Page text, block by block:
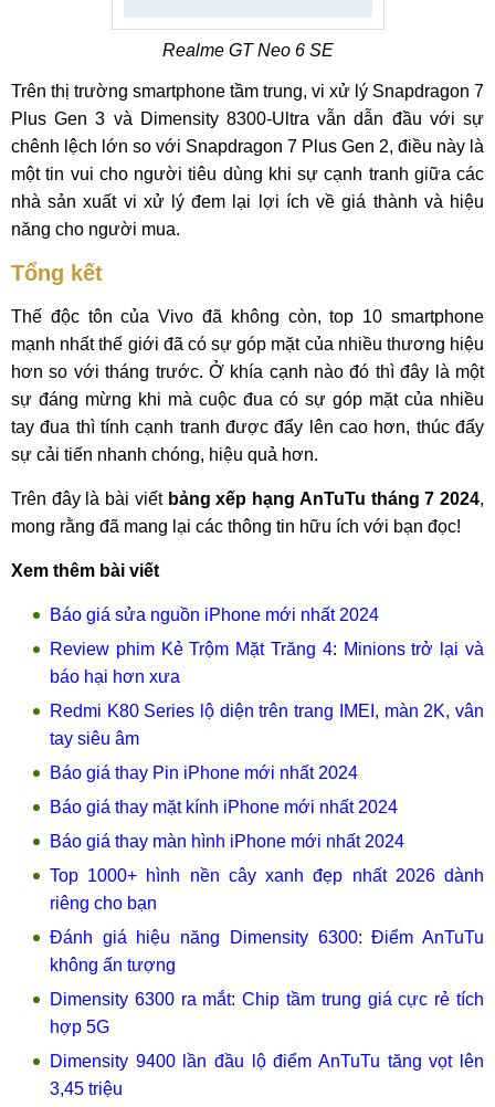
Realme GT Neo 6 SE
Trên thị trường smartphone tầm trung, vi xử lý Snapdragon 7
Plus Gen 3 và Dimensity 8300-Ultra vẫn dẫn đầu với sự
chênh lệch lớn so với Snapdragon 7 Plus Gen 2, điều này là
một tin vui cho người tiêu dùng khi sự cạnh tranh giữa các
nhà sản xuất vi xử lý đem lại lợi ích về giá thành và hiệu
năng cho người mua.
Tổng kết
Thế độc tôn của Vivo đã không còn, top 10 smartphone
mạnh nhất thế giới đã có sự góp mặt của nhiều thương hiệu
hơn so với tháng trước. Ở khía cạnh nào đó thì đây là một
sự đáng mừng khi mà cuộc đua có sự góp mặt của nhiều
tay đua thì tính cạnh tranh được đẩy lên cao hơn, thúc đẩy
sự cải tiến nhanh chóng, hiệu quả hơn.
Trên đây là bài viết bảng xếp hạng AnTuTu tháng 7 2024,
mong rằng đã mang lại các thông tin hữu ích với bạn đọc!
Xem thêm bài viết
Báo giá sửa nguồn iPhone mới nhất 2024
Review phim Kẻ Trộm Mặt Trăng 4: Minions trở lại và
báo hại hơn xưa
Redmi K80 Series lộ diện trên trang IMEI, màn 2K, vân
tay siêu âm
Báo giá thay Pin iPhone mới nhất 2024
Báo giá thay mặt kính iPhone mới nhất 2024
Báo giá thay màn hình iPhone mới nhất 2024
Top 1000+ hình nền cây xanh đẹp nhất 2026 dành
riêng cho bạn
Đánh giá hiệu năng Dimensity 6300: Điểm AnTuTu
không ấn tượng
Dimensity 6300 ra mắt: Chip tầm trung giá cực rẻ tích
hợp 5G
Dimensity 9400 lần đầu lộ điểm AnTuTu tăng vọt lên
3,45 triệu